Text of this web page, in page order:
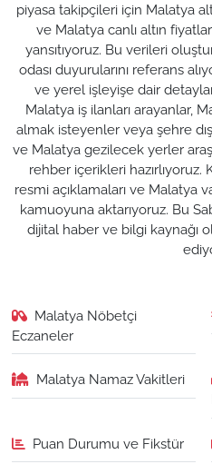
piyasa takipçileri için Malatya
ve Malatya canlı altın
yansıtıyoruz. Bu verileri
odası duyurularını referans
ve yerel işleyişe dair detaylar
Malatya iş ilanları arayanlar,
almak isteyenler veya şehre
ve Malatya gezilecek yerler
rehber içerikleri
resmi açıklamaları ve Malatya
kamuoyuna aktarıyoruz. Bu
dijital haber ve bilgi kaynağı
Malatya Nöbetçi
Eczaneler
Malatya Namaz Vakitleri
Puan Durumu ve Fikstür